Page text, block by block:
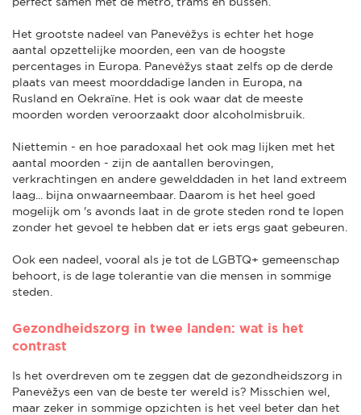
Het grootste nadeel van Panevėžys is echter het hoge
aantal opzettelijke moorden, een van de hoogste
percentages in Europa. Panevėžys staat zelfs op de derde
plaats van meest moorddadige landen in Europa, na
Rusland en Oekraïne. Het is ook waar dat de meeste
moorden worden veroorzaakt door alcoholmisbruik.
Niettemin - en hoe paradoxaal het ook mag lijken met het
aantal moorden - zijn de aantallen berovingen,
verkrachtingen en andere gewelddaden in het land extreem
laag... bijna onwaarneembaar. Daarom is het heel goed
mogelijk om 's avonds laat in de grote steden rond te lopen
zonder het gevoel te hebben dat er iets ergs gaat gebeuren.
Ook een nadeel, vooral als je tot de LGBTQ+ gemeenschap
behoort, is de lage tolerantie van die mensen in sommige
steden.
Gezondheidszorg in twee landen: wat is het
contrast
Is het overdreven om te zeggen dat de gezondheidszorg in
Panevėžys een van de beste ter wereld is? Misschien wel,
maar zeker in sommige opzichten is het veel beter dan het